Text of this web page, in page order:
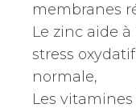
membranes
Le zinc aide
stress
normale,
Les